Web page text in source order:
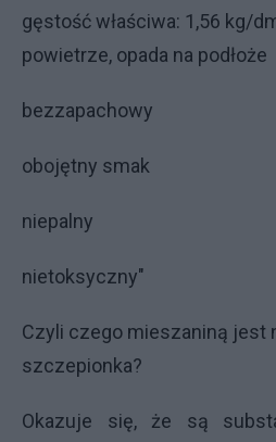
gęstość właściwa: 1,56 kg/
powietrze, opada na podłoże
bezzapachowy
obojętny smak
niepalny
nietoksyczny"
Czyli czego mieszaniną jest
szczepionka?
Okazuje się, że są